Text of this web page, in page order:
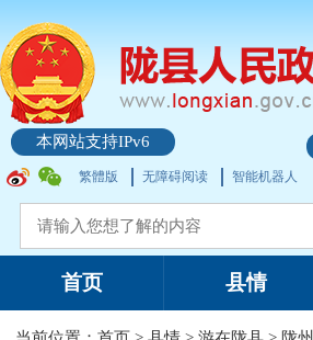
本网站支持IPv6
繁體版 无障碍阅读 智能机器人
首页 县情